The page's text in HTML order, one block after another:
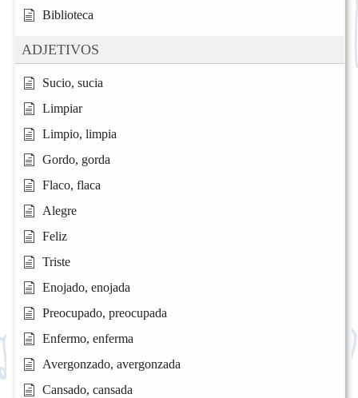
Biblioteca
ADJETIVOS
Sucio, sucia
Limpiar
Limpio, limpia
Gordo, gorda
Flaco, flaca
Alegre
Feliz
Triste
Enojado, enojada
Preocupado, preocupada
Enfermo, enferma
Avergonzado, avergonzada
Cansado, cansada